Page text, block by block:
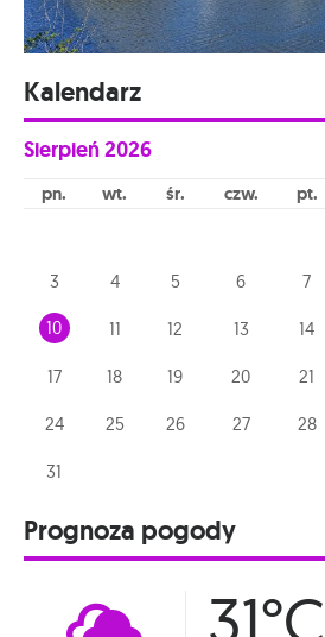
Kalendarz
Sierpień2026
pn wt śr czw pt
3 4 5 6 7
10 11 12 13 14
17 18 19 20 21
24 25 26 27 28
31
Prognoza pogody
31°C